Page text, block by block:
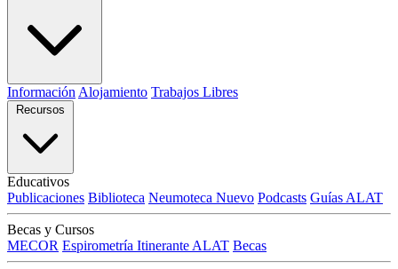
Información Alojamiento Trabajos Libres
Recursos
Educativos
Publicaciones Biblioteca Neumoteca Nuevo Podcasts Guías ALAT
Becas y Cursos
MECOR Espirometría Itinerante ALAT Becas